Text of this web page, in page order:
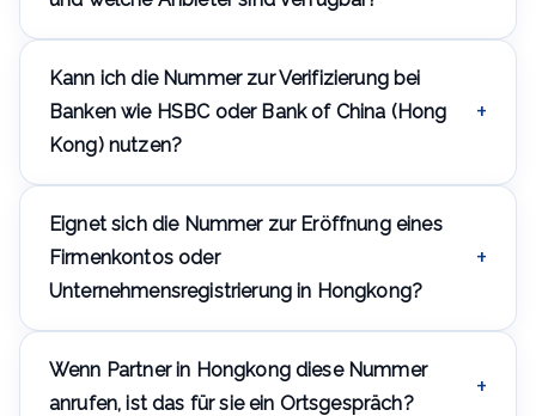
wichtigsten Anbieter sind CSL, SmarTone und China
Mobile Hong Kong, und bei Diensten, die an einen
der Bestellung angeben, welchen Sie benötigen.
Kann ich die Nummer zur Verifizierung bei
Banken wie HSBC oder Bank of China (Hong
Kong) nutzen?
jede aktive +852-Nummer beim Online-Banking-Login
oder bei der Transaktionsbestätigung — die Bank
Eignet sich die Nummer zur Eröffnung eines
Firmenkontos oder
Unternehmensregistrierung in Hongkong?
Finanzzentren, und eine lokale Nummer wird oft bei
der Eröffnung eines Bankkontos oder der
Wenn Partner in Hongkong diese Nummer
anrufen, ist das für sie ein Ortsgespräch?